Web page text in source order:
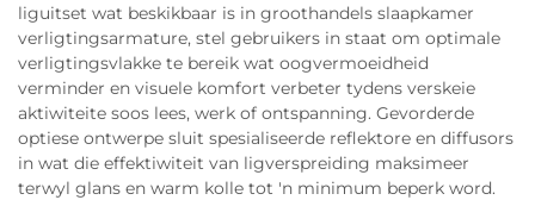
liguitset wat beskikbaar is in groothandels slaapkamer
verligtingsarmature, stel gebruikers in staat om optimale
verligtingsvlakke te bereik wat oogvermoeidheid
verminder en visuele komfort verbeter tydens verskeie
aktiwiteite soos lees, werk of ontspanning. Gevorderde
optiese ontwerpe sluit spesialiseerde reflektore en diffusors
in wat die effektiwiteit van ligverspreiding maksimeer
terwyl glans en warm kolle tot 'n minimum beperk word.